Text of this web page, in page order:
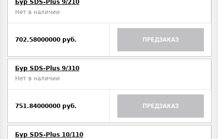
Бур SDS-Plus 9/210
Нет в наличии
702.58000000 руб. ПРЕДЗАКАЗ
Бур SDS-Plus 9/310
Нет в наличии
751.84000000 руб. ПРЕДЗАКАЗ
Бур SDS-Plus 10/110